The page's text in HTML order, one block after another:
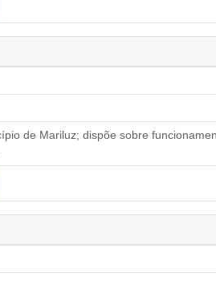
de Mariluz; dispõe sobre